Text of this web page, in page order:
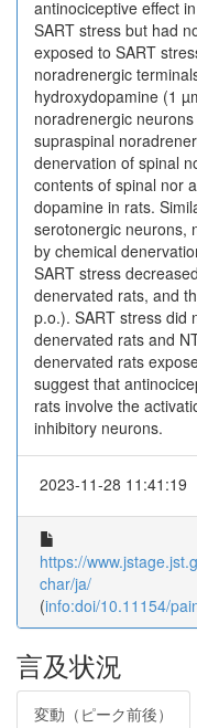
antinociceptive effect
SART stress but had
exposed to SART
noradrenergic
hydroxydopamine (1
noradrenergic
supraspinal
denervation of spinal
contents of spinal nor
dopamine in rats.
serotonergic neurons,
by chemical
SART stress
denervated rats, and
p.o.). SART stress did
denervated rats and
denervated rats
suggest that
rats involve the
inhibitory neurons.
2023-11-28 11:41:19
https://
char/ja/
(info:doi/10.11154/
言及状況
変動（ピーク前後）